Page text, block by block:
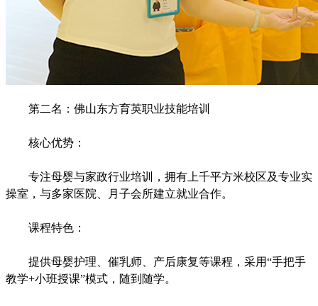
第二名：佛山东方育英职业技能培训
核心优势：
专注母婴与家政行业培训，拥有上千平方米校区及专业实
操室，与多家医院、月子会所建立就业合作。
课程特色：
提供母婴护理、催乳师、产后康复等课程，采用“手把手
教学+小班授课”模式，随到随学。